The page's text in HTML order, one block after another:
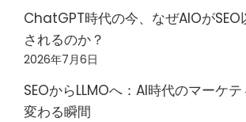
り
ChatGPT時代の今、なぜAIOがSEO
されるのか？
2026年7月6日
SEOからLLMOへ：AI時代のマーケ
変わる瞬間